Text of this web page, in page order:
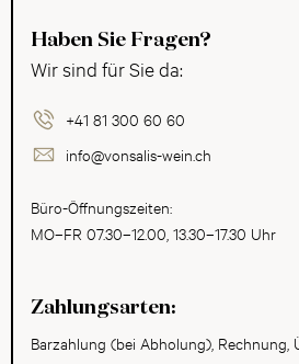
Haben Sie Fragen?
Wir sind für Sie da:
+41 81 300 60 60
info@vonsalis-wein.ch
Büro-Öffnungszeiten:
MO–FR 07.30–12.00, 13.30–17.30 Uhr
Zahlungsarten:
Barzahlung (bei Abholung), Rechnung,